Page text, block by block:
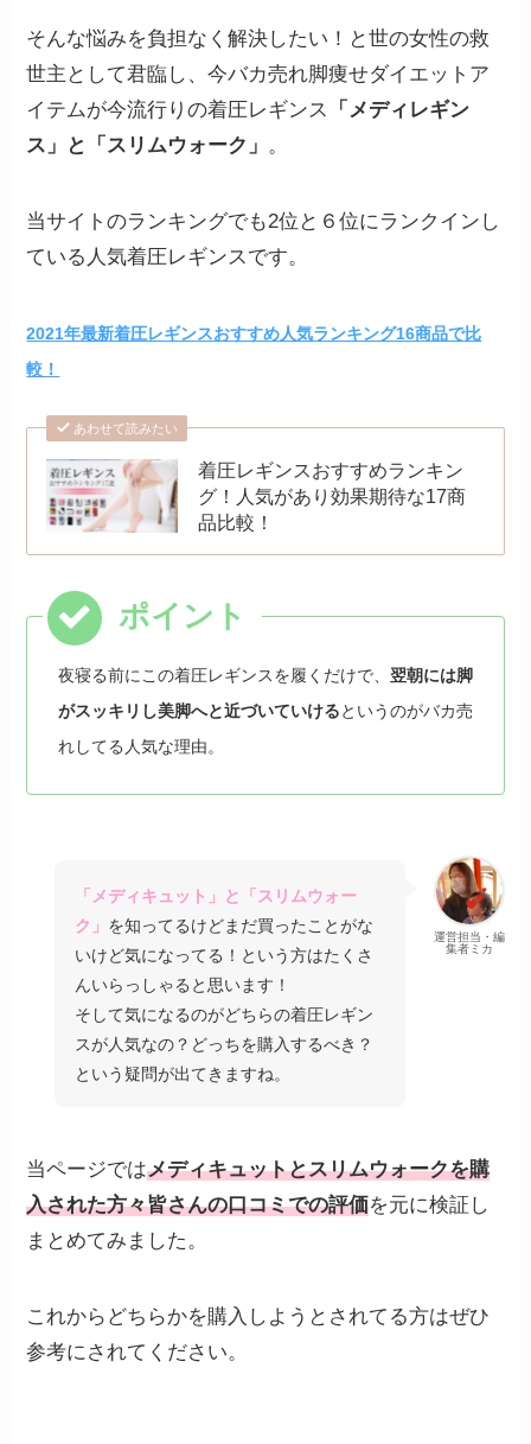
そんな悩みを負担なく解決したい！と世の女性の救
世主として君臨し、今バカ売れ脚痩せダイエットア
イテムが今流行りの着圧レギンス
「メディレギン
ス」と「スリムウォーク」 。
当サイトのランキングでも2位と６位にランクインし
ている人気着圧レギンスです。
2021年最新着圧レギンスおすすめ人気ランキング16商品で比
較！
あわせて読みたい
着圧レギンスおすすめランキン
グ！人気があり効果期待な17商
品比較！
夜寝る前にこの着圧レギンスを履くだけで、 翌朝には脚
がスッキリし美脚へと近づいていけるというのがバカ売
れしてる人気な理由。
運営担当・編
集者ミカ
「メディキュット」と「スリムウォー
ク」 を知ってるけどまだ買ったことがな
いけど気になってる！という方はたくさ
んいらっしゃると思います！
そして気になるのがどちらの着圧レギン
スが人気なの？どっちを購入するべき？
という疑問が出てきますね。
当ページではメディキュットとスリムウォークを購
入された方々皆さんの口コミでの評価を元に検証し
まとめてみました。
これからどちらかを購入しようとされてる方はぜひ
参考にされてください。